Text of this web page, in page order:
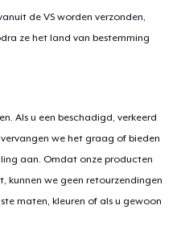
de VS worden verzonden,
ze het land van bestemming
Als u een beschadigd, verkeerd
we het graag of bieden
aan. Omdat onze producten
kunnen we geen retourzendingen
maten, kleuren of als u gewoon